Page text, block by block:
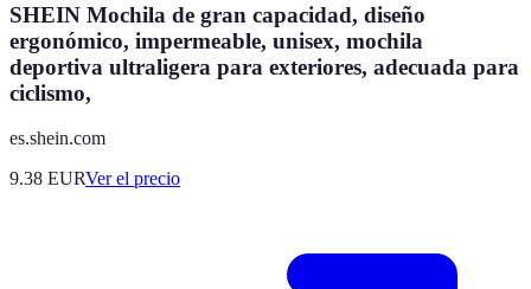
SHEIN Mochila de gran capacidad, diseño
ergonómico, impermeable, unisex, mochila
deportiva ultraligera para exteriores, adecuada para
ciclismo,
es.shein.com
9.38 EURVer el precio